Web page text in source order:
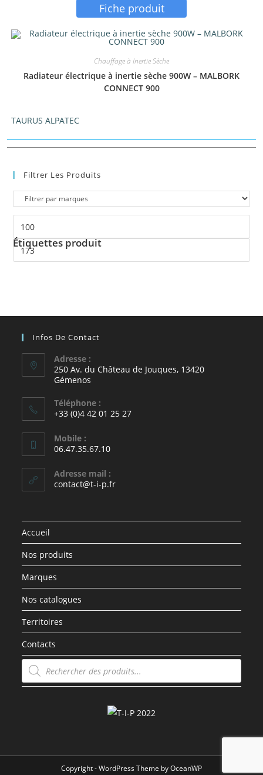
Fiche produit
Chauffage à Inertie Sèche
Radiateur électrique à inertie sèche 900W – MALBORK
CONNECT 900
TAURUS ALPATEC
Filtrer Les Produits
Étiquettes produit
Infos De Contact
Adresse :
250 Av. du Château de Jouques, 13420
Gémenos
Téléphone :
+33 (0)4 42 01 25 27
Mobile :
06.47.35.67.10
Adresse mail :
contact@t-i-p.fr
Accueil
Nos produits
Marques
Nos catalogues
Territoires
Contacts
Recherche
de
produits
Copyright - WordPress Theme by OceanWP